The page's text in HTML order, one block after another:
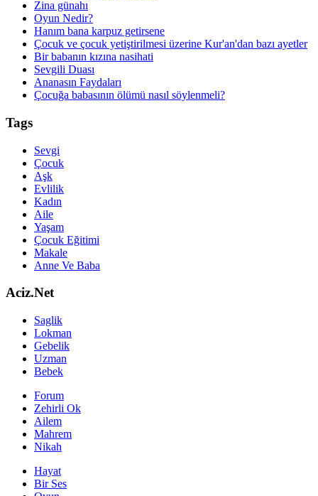
Zina günahı
Oyun Nedir?
Hanım bana karpuz getirsene
Çocuk ve çocuk yetiştirilmesi üzerine Kur'an'dan bazı ayetler
Bir babanın kızına nasihati
Sevgili Duası
Ananasın Faydaları
Çocuğa babasının ölümü nasıl söylenmeli?
Tags
Sevgi
Çocuk
Aşk
Evlilik
Kadın
Aile
Yaşam
Çocuk Eğitimi
Makale
Anne Ve Baba
Aciz.Net
Saglik
Lokman
Gebelik
Uzman
Bebek
Forum
Zehirli Ok
Ailem
Mahrem
Nikah
Hayat
Bir Ses